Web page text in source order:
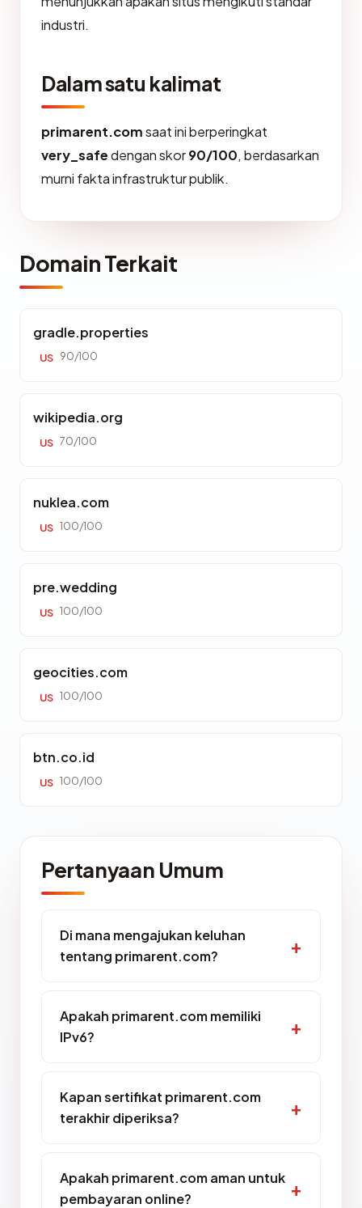
industri.
Dalam satu kalimat
primarent.comsaat ini berperingkat
very_safedengan skor90/100, berdasarkan
murni fakta infrastruktur publik.
Domain Terkait
gradle.properties
US 90/100
wikipedia.org
US 70/100
nuklea.com
US 100/100
pre.wedding
US 100/100
geocities.com
US 100/100
btn.co.id
US 100/100
Pertanyaan Umum
Di mana mengajukan keluhan
tentang primarent.com?
Apakah primarent.com memiliki
IPv6?
Kapan sertifikat primarent.com
terakhir diperiksa?
Apakah primarent.com aman untuk
pembayaran online?